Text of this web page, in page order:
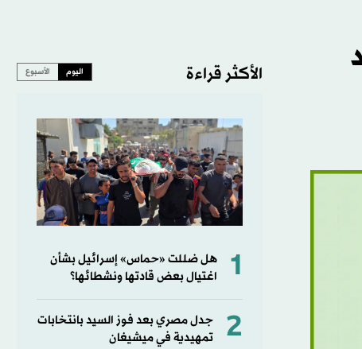
الأكثر قراءة اليوم الأسبوع
1
هل ضللت «حماس» إسرائيل بشأن
اغتيال بعض قادتها ونشطائها؟
2
جدل مصري بعد فوز السيد بانتخابات
تمهيدية في ميشيغان